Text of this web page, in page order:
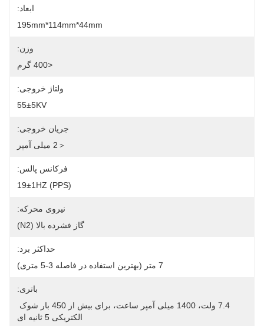
ابعاد:
195mm*114mm*44mm
وزن:
<400 گرم
ولتاژ خروجی:
55±5KV
جریان خروجی:
＜2 میلی آمپر
فرکانس پالس:
19±1HZ (PPS)
نیروی محرکه:
گاز فشرده بالا (N2)
حداکثر برد:
7 متر (بهترین استفاده در فاصله 3-5 متری)
باتری:
الکتریکی 5 ثانیه ای